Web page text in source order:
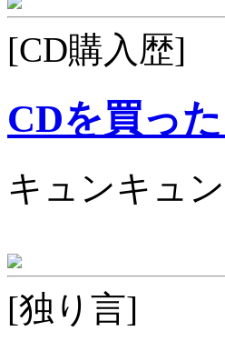
[CD購入歴]
CDを買っ
キュンキュ
[独り言]